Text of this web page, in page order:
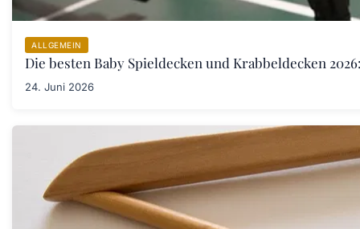
ALLGEMEIN
Die besten Baby Spieldecken und Krabbeldecken
24. Juni 2026